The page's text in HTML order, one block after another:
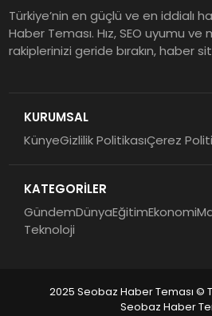
Türkiye’nin en güçlü ve en iddialı
Haber Teması. Hız, SEO uyumu ve
rakiplerinizi geride bırakın, haber
KURUMSAL
KünyeGizlilik PolitikasıÇerez
KATEGORİLER
GündemDünyaEğitimEkonomi
Teknoloji
2025 Seobaz Haber Teması ©
Seobaz Haber